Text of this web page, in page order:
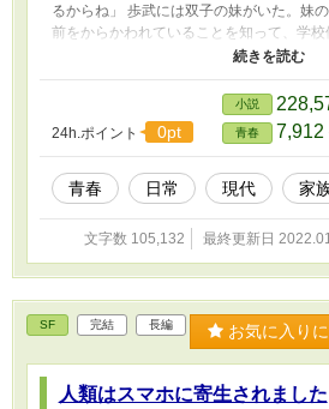
るからね」 歩武には双子の妹がいた。妹
前をからかわれていることを知って、学校
したらしい。それ以降、彼女が名前のこと
た。 中学生になり、歩武は下校中に捨て
かけるが、見て見ぬふりをして通り過ぎる
は変わり始める。 自分を歩武が見捨てた
猫耳と尻尾を生やした少年や、学校の中庭
ギ。同級生の肩に乗っているフクロウ。
半透明の動物の姿が目に入るようになる。
の妹なのか？」 ミコが突然、彼氏と紹介
る。そして、普通ではありえない光景を
妹に対する不信は募っていく。 果たして
24h.ポイント 0pt
小説
青春 7,912
青春 日常 現代 家
文字数 105,132 最終更新日
SF 完結 長編 お気に入り
人類はスマホに寄生されました